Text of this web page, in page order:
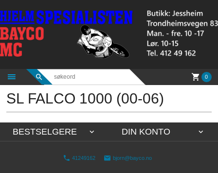
til
innholdet
0
SL FALCO 1000 (00-06)
BESTSELGERE DIN KONTO
41249162 bjorn@bayco.no